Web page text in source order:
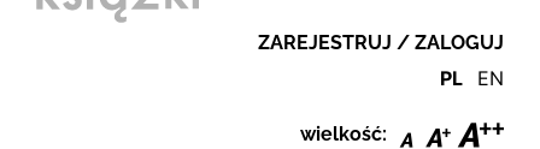
ZAREJESTRUJ / ZALOGUJ
PL EN
wielkość: